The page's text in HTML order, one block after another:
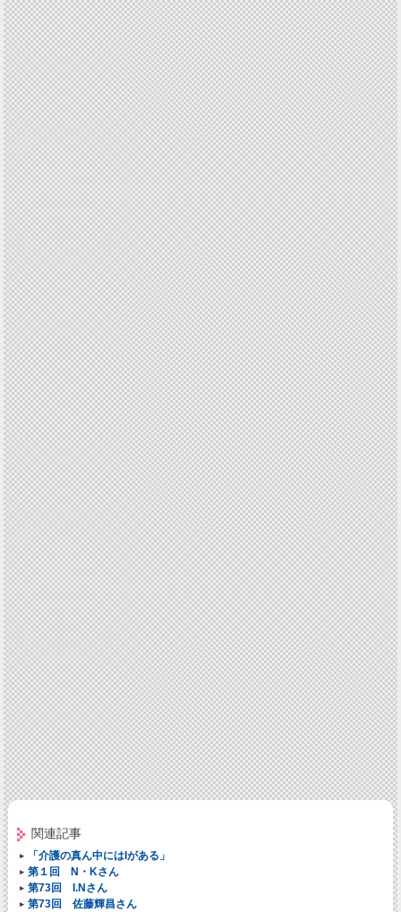
関連記事
「介護の真ん中にはIがある」
第１回 N・Kさん
第73回 I.Nさん
第73回 佐藤輝昌さん